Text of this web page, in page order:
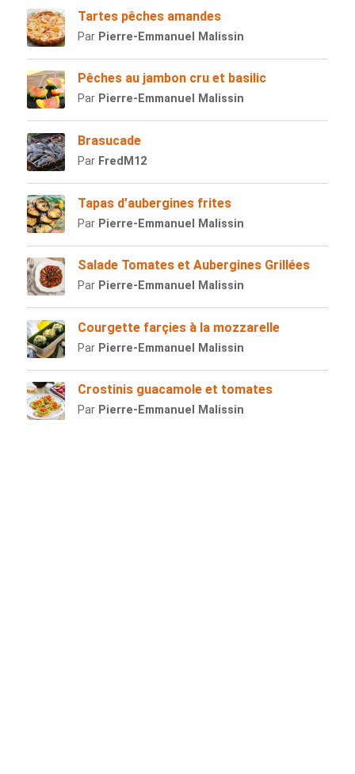
Tartes pêches amandes
Par Pierre-Emmanuel Malissin
Pêches au jambon cru et basilic
Par Pierre-Emmanuel Malissin
Brasucade
Par FredM12
Tapas d’aubergines frites
Par Pierre-Emmanuel Malissin
Salade Tomates et Aubergines Grillées
Par Pierre-Emmanuel Malissin
Courgette farçies à la mozzarelle
Par Pierre-Emmanuel Malissin
Crostinis guacamole et tomates
Par Pierre-Emmanuel Malissin